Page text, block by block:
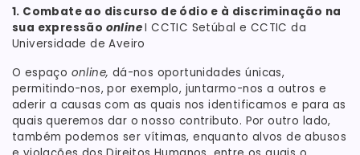
1. Combate ao discurso de ódio e à discriminação na
sua expressão onlineI CCTIC Setúbal e CCTIC da
Universidade de Aveiro
O espaço online, dá-nos oportunidades únicas,
permitindo-nos, por exemplo, juntarmo-nos a outros e
aderir a causas com as quais nos identificamos e para as
quais queremos dar o nosso contributo. Por outro lado,
também podemos ser vítimas, enquanto alvos de abusos